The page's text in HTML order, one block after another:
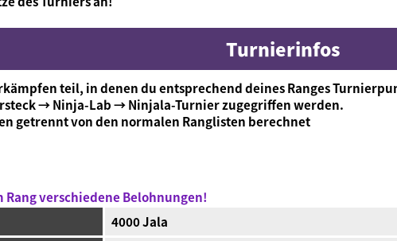
Turnierinfos
teil, in denen du entsprechend deines Ranges
→ Ninja-Lab → Ninjala-Turnier zugegriffen werden.
getrennt von den normalen Ranglisten berechnet
verschiedene Belohnungen!
4000 Jala